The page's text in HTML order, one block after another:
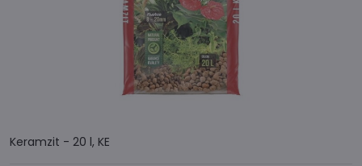
Keramzit - 20 l, KE